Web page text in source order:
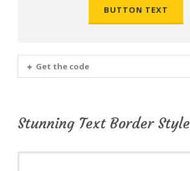
BUTTON TEXT
Get the code
Stunning Text Border Style